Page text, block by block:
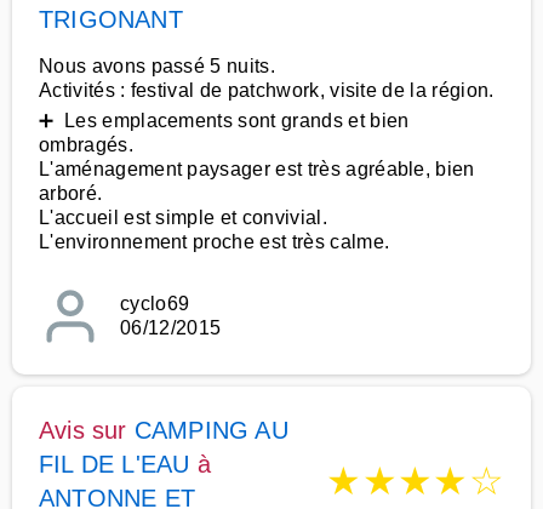
TRIGONANT
Nous avons passé 5 nuits.
Activités : festival de patchwork, visite de la région.
➕ Les emplacements sont grands et bien
ombragés.
L'aménagement paysager est très agréable, bien
arboré.
L'accueil est simple et convivial.
L'environnement proche est très calme.
cyclo69
06/12/2015
Avis sur CAMPING AU
FIL DE L'EAU à
ANTONNE ET
★★★★☆